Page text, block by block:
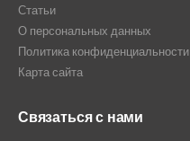
Статьи
О персональных данных
Политика конфиденциальности
Карта сайта
Связаться с нами